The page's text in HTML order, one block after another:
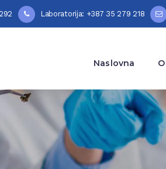
Laboratorija: +387 35 279 218
Naslovna